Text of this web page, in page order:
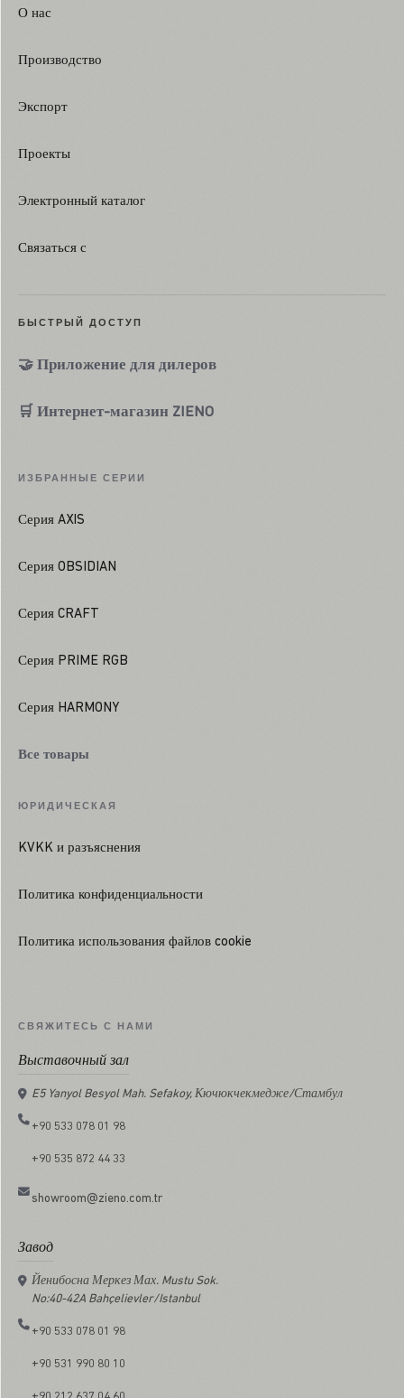
О нас
Производство
Экспорт
Проекты
Электронный каталог
Связаться с
БЫСТРЫЙ ДОСТУП
🤝 Приложение для дилеров
🛒 Интернет-магазин ZIENO
ИЗБРАННЫЕ СЕРИИ
Серия AXIS
Серия OBSIDIAN
Серия CRAFT
Серия PRIME RGB
Серия HARMONY
Все товары
ЮРИДИЧЕСКАЯ
KVKK и разъяснения
Политика конфиденциальности
Политика использования файлов cookie
СВЯЖИТЕСЬ С НАМИ
Выставочный зал
E5 Yanyol Besyol Mah. Sefakoy, Кючюкчекмедже/Стамбул
+90 533 078 01 98
+90 535 872 44 33
showroom@zieno.com.tr
Завод
Йенибосна Меркез Мах. Mustu Sok.
No:40-42A Bahçelievler/Istanbul
+90 533 078 01 98
+90 531 990 80 10